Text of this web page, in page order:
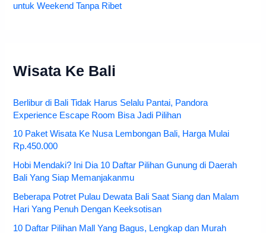
untuk Weekend Tanpa Ribet
Wisata Ke Bali
Berlibur di Bali Tidak Harus Selalu Pantai, Pandora
Experience Escape Room Bisa Jadi Pilihan
10 Paket Wisata Ke Nusa Lembongan Bali, Harga Mulai
Rp.450.000
Hobi Mendaki? Ini Dia 10 Daftar Pilihan Gunung di Daerah
Bali Yang Siap Memanjakanmu
Beberapa Potret Pulau Dewata Bali Saat Siang dan Malam
Hari Yang Penuh Dengan Keeksotisan
10 Daftar Pilihan Mall Yang Bagus, Lengkap dan Murah